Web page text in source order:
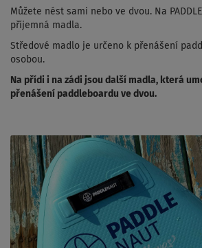
Můžete nést sami nebo ve dvou. Na
příjemná madla.
Středové madlo je určeno k přenášení
osobou.
Na přídi i na zádi jsou další madla, která
přenášení paddleboardu ve dvou.